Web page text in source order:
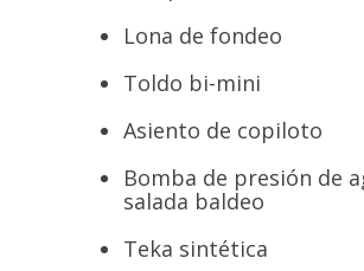
Lona de fondeo
Toldo bi-mini
Asiento de copiloto
Bomba de presión de
salada baldeo
Teka sintética